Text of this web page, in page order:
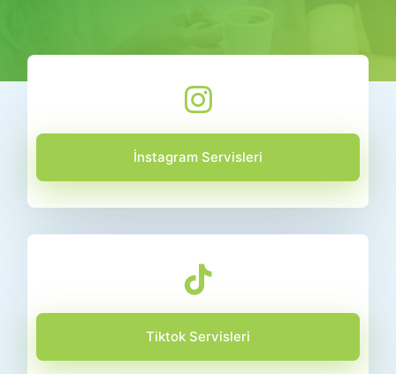
İnstagram Servisleri
Tiktok Servisleri